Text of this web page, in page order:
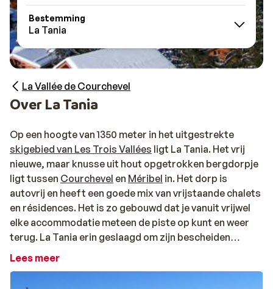
Bestemming
La Tania
La Vallée de Courchevel
Over La Tania
Op een hoogte van 1350 meter in het uitgestrekte
skigebied van Les Trois Vallées ligt La Tania. Het vrij
nieuwe, maar knusse uit hout opgetrokken bergdorpje
ligt tussen Courchevel en Méribel in. Het dorp is
autovrij en heeft een goede mix van vrijstaande chalets
en résidences. Het is zo gebouwd dat je vanuit vrijwel
elke accommodatie meteen de piste op kunt en weer
terug. La Tania erin geslaagd om zijn bescheiden
omvang te behouden, in het hart van één van de
Lees meer